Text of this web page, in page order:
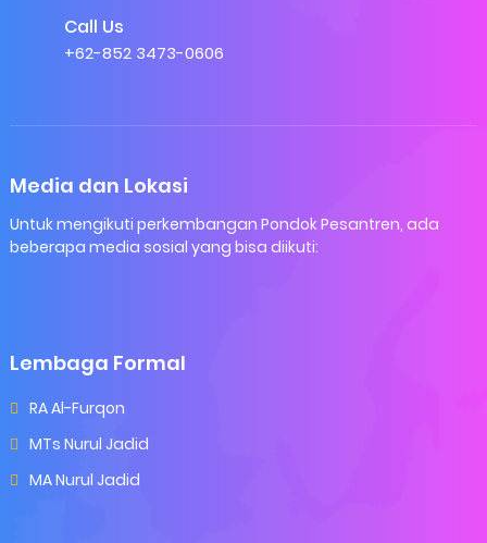
Call Us
+62-852 3473-0606
Media dan Lokasi
Untuk mengikuti perkembangan Pondok Pesantren, ada
beberapa media sosial yang bisa diikuti:
Lembaga Formal
RA Al-Furqon
MTs Nurul Jadid
MA Nurul Jadid